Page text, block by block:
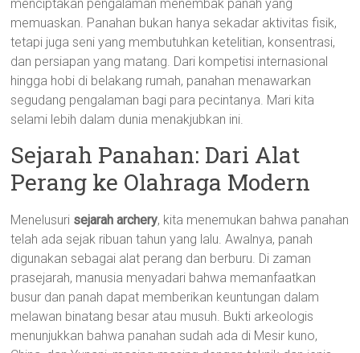
menciptakan pengalaman menembak panah yang
memuaskan. Panahan bukan hanya sekadar aktivitas fisik,
tetapi juga seni yang membutuhkan ketelitian, konsentrasi,
dan persiapan yang matang. Dari kompetisi internasional
hingga hobi di belakang rumah, panahan menawarkan
segudang pengalaman bagi para pecintanya. Mari kita
selami lebih dalam dunia menakjubkan ini.
Sejarah Panahan: Dari Alat
Perang ke Olahraga Modern
Menelusuri sejarah archery, kita menemukan bahwa panahan
telah ada sejak ribuan tahun yang lalu. Awalnya, panah
digunakan sebagai alat perang dan berburu. Di zaman
prasejarah, manusia menyadari bahwa memanfaatkan
busur dan panah dapat memberikan keuntungan dalam
melawan binatang besar atau musuh. Bukti arkeologis
menunjukkan bahwa panahan sudah ada di Mesir kuno,